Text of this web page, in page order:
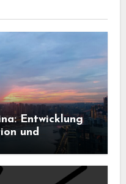
Entwicklung
und